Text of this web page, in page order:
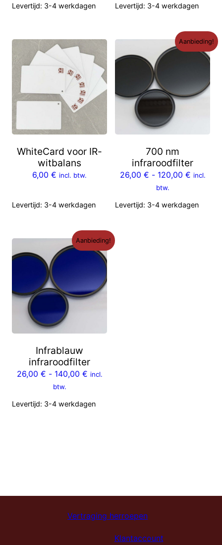
Levertijd: 3-4 werkdagen Levertijd: 3-4 werkdagen
WhiteCard voor IR-
witbalans
6,00 € incl. btw.
Levertijd: 3-4 werkdagen
Aanbieding!
700 nm
infraroodfilter
26,00 € - 120,00 € incl.
btw.
Levertijd: 3-4 werkdagen
Aanbieding!
Infrablauw
infraroodfilter
26,00 € - 140,00 € incl.
btw.
Levertijd: 3-4 werkdagen
Vertraging herroepen
Klantaccount